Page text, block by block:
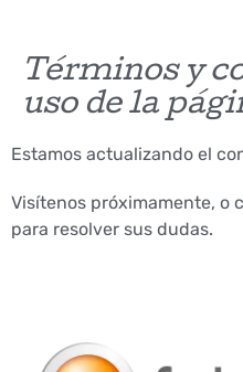
Términos y
uso de la
Estamos actualizando el
Visítenos próximamente, o
para resolver sus dudas.